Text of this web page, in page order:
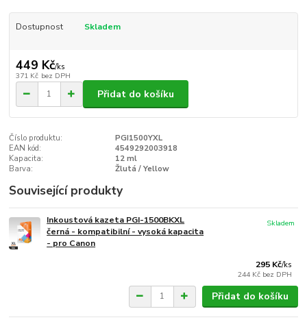
Dostupnost Skladem
449 Kč/ks
371 Kč bez DPH
Přidat do košíku
Číslo produktu:
PGI1500YXL
EAN kód:
4549292003918
Kapacita:
12 ml
Barva:
Žlutá / Yellow
Související produkty
Inkoustová kazeta PGI-1500BKXL
černá - kompatibilní - vysoká kapacita
- pro Canon
295 Kč/ks
244 Kč bez DPH
Skladem
Přidat do košíku